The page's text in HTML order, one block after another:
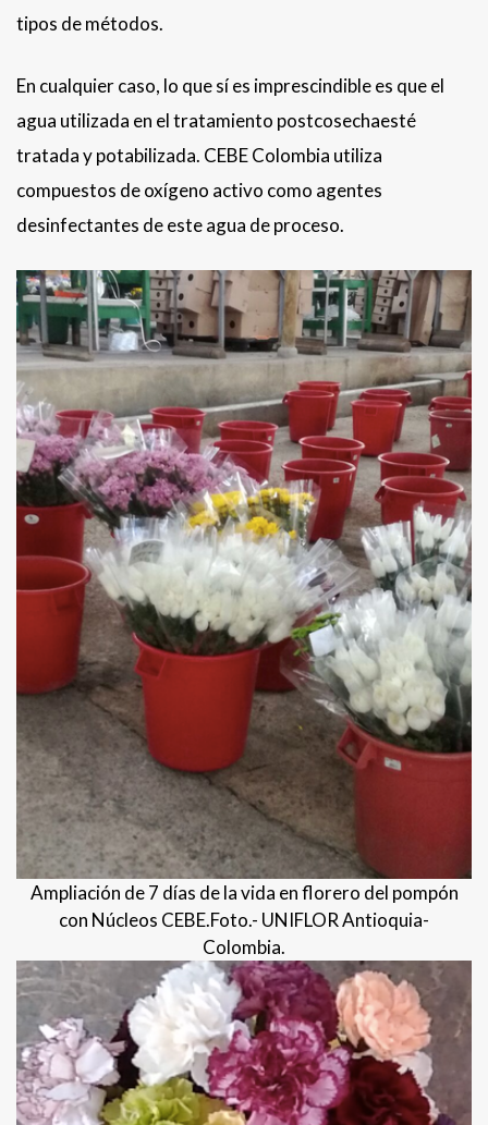
tipos de métodos.
En cualquier caso, lo que sí es imprescindible es que el
agua utilizada en el tratamiento postcosechaesté
tratada y potabilizada. CEBE Colombia utiliza
compuestos de oxígeno activo como agentes
desinfectantes de este agua de proceso.
Ampliación de 7 días de la vida en florero del pompón
con Núcleos CEBE.Foto.- UNIFLOR Antioquia-
Colombia.